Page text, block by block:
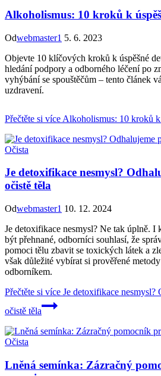
Alkoholismus: 10 kroků k
Odwebmaster1 5. 6. 2023
Objevte 10 klíčových kroků k úspěšné
hledání podpory a odborného léčení po
vyhýbání se spouštěčům – tento článek
uzdravení.
Přečtěte si více Alkoholismus: 10 kroků k
Očista
Je detoxifikace nesmysl?
očistě těla
Odwebmaster1 10. 12. 2024
Je detoxifikace nesmysl? Ne tak úplně. I
být přehnané, odborníci souhlasí, že
pomoci tělu zbavit se toxických látek a
však důležité vybírat si prověřené
odborníkem.
Přečtěte si více Je detoxifikace nesmysl?
očistě těla
Očista
Lněná semínka: Zázračný